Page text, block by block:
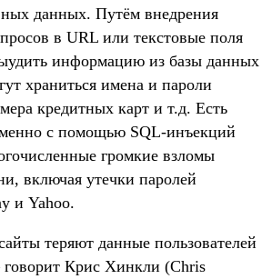
данных. Путём внедрения
в URL или текстовые поля
информацию из базы данных
храниться имена и пароли
кредитных карт и т.д. Есть
с помощью SQL-инъекций
громкие взломы
включая утечки паролей
и Yahoo.
теряют данные пользователей
Крис Хинкли (Chris